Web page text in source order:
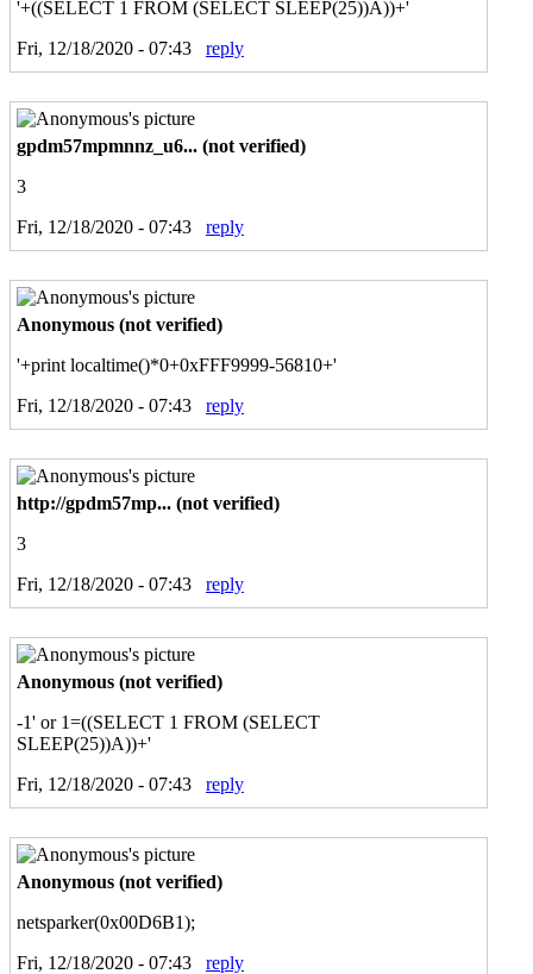
'+((SELECT 1 FROM (SELECT SLEEP(25))A))+'
Fri, 12/18/2020 - 07:43
reply
gpdm57mpmnnz_u6... (not verified)
3
Fri, 12/18/2020 - 07:43
reply
Anonymous (not verified)
'+print localtime()*0+0xFFF9999-56810+'
Fri, 12/18/2020 - 07:43
reply
http://gpdm57mp... (not verified)
3
Fri, 12/18/2020 - 07:43
reply
Anonymous (not verified)
-1' or 1=((SELECT 1 FROM (SELECT
SLEEP(25))A))+'
Fri, 12/18/2020 - 07:43
reply
Anonymous (not verified)
netsparker(0x00D6B1);
Fri, 12/18/2020 - 07:43
reply